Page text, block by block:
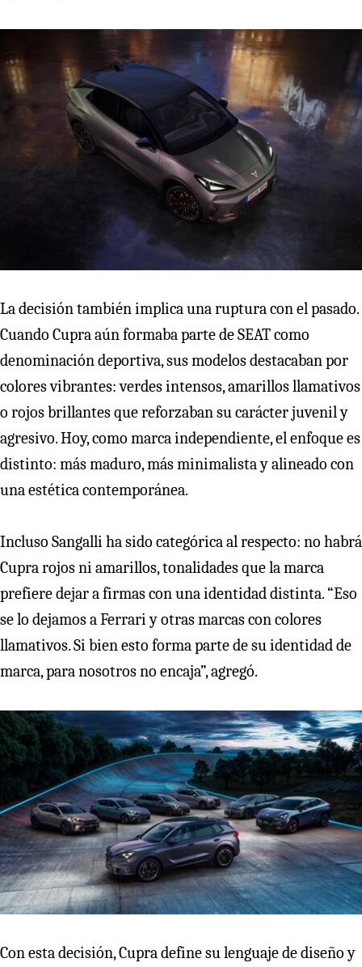
La decisión también implica una ruptura con el pasado.
Cuando Cupra aún formaba parte de SEAT como
denominación deportiva, sus modelos destacaban por
colores vibrantes: verdes intensos, amarillos llamativos
o rojos brillantes que reforzaban su carácter juvenil y
agresivo. Hoy, como marca independiente, el enfoque es
distinto: más maduro, más minimalista y alineado con
una estética contemporánea.
Incluso Sangalli ha sido categórica al respecto: no habrá
Cupra rojos ni amarillos, tonalidades que la marca
prefiere dejar a firmas con una identidad distinta. “Eso
se lo dejamos a Ferrari y otras marcas con colores
llamativos. Si bien esto forma parte de su identidad de
marca, para nosotros no encaja”, agregó.
Con esta decisión, Cupra define su lenguaje de diseño y